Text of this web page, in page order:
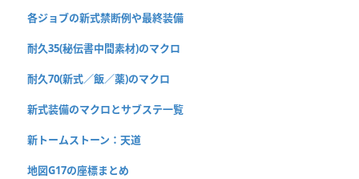
各ジョブの新式禁断例や最終装備
耐久35(秘伝書中間素材)のマクロ
耐久70(新式／飯／薬)のマクロ
新式装備のマクロとサブステ一覧
新トームストーン：天道
地図G17の座標まとめ